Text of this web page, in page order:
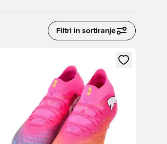
Filtri in sortiranje
Odpre Modal za prijavo ali vpis kot član